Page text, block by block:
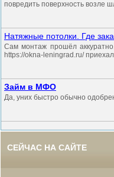
повредить поверхность возле
Натяжные потолки. Где
Сам монтаж прошёл
https://okna-leningrad.ru/
Займ в МФО
Да, уних быстро обычно
СЕЙЧАС НА САЙТЕ